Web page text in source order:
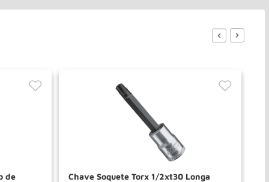
de
Chave Soquete Torx 1/2xt30 Longa